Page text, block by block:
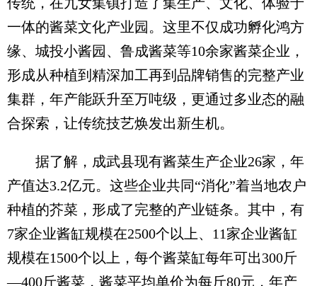
一体的酱菜文化产业园。这里不仅成功孵化鸿方
缘、城投小酱园、鲁成酱菜等10余家酱菜企业，
形成从种植到精深加工再到品牌销售的完整产业
集群，年产能跃升至万吨级，更通过多业态的融
合探索，让传统技艺焕发出新生机。
据了解，成武县现有酱菜生产企业26家，年
产值达3.2亿元。这些企业共同“消化”着当地农户
种植的芥菜，形成了完整的产业链条。其中，有
7家企业酱缸规模在2500个以上、11家企业酱缸
规模在1500个以上，每个酱菜缸每年可出300斤
—400斤酱菜，酱菜平均单价为每斤80元，年产